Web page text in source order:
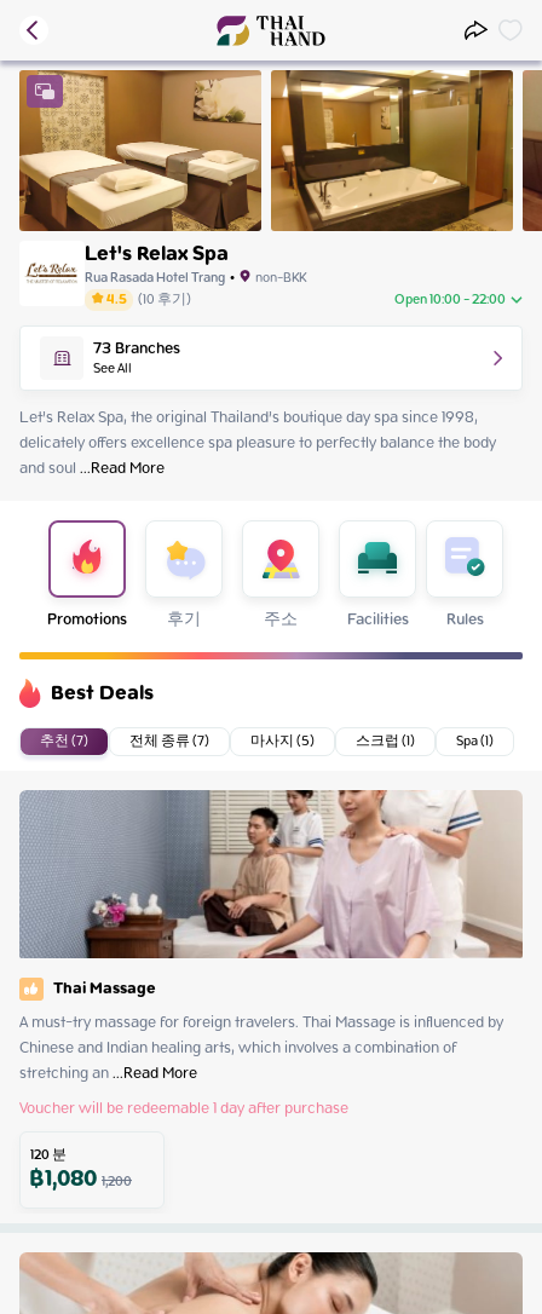
Let's Relax Spa
Rua Rasada Hotel Trang• non-BKK
4.5 (10후기) Open 10:00 - 22:00
Thursday 10:00 - 22:00
Friday 10:00 - 22:00
Saturday 10:00 - 22:00
Sunday 10:00 - 22:00
Monday 10:00 - 22:00
Tuesday
73Branches
See All
Let’s Relax Spa, the original Thailand’s boutique day spa since 1998,
delicately offers excellence spa pleasure to perfectly balance the body
and soul ...Read More
Promotions 후기 주소 Facilities Rules
Best Deals
추천 (7) 전체 종류 (7) 마사지 (5) 스크럽 (1) Spa (1)
Thai Massage
A must-try massage for foreign travelers. Thai Massage is influenced by
Chinese and Indian healing arts, which involves a combination of
stretching an ...Read More
Voucher will be redeemable 1 day after purchase
120분
฿1,0801,200